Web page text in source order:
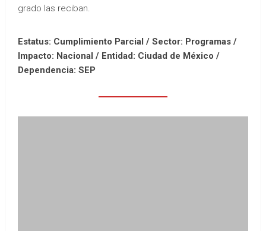
grado las reciban.
Estatus: Cumplimiento Parcial / Sector: Programas /
Impacto: Nacional / Entidad: Ciudad de México /
Dependencia: SEP